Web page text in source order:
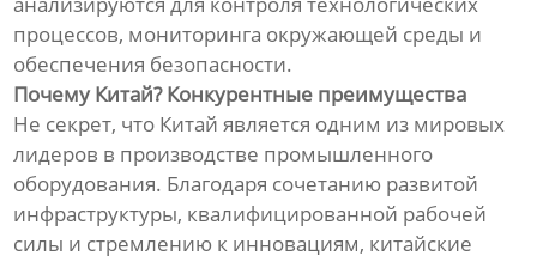
процессов, мониторинга окружающей среды и
обеспечения безопасности.
Почему Китай? Конкурентные преимущества
Не секрет, что Китай является одним из мировых
лидеров в производстве промышленного
оборудования. Благодаря сочетанию развитой
инфраструктуры, квалифицированной рабочей
силы и стремлению к инновациям, китайские